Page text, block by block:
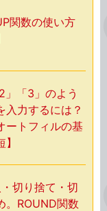
関数の使い方
」「3」のよう
入力するには？
ートフィルの基
切り捨て・切
。ROUND関数